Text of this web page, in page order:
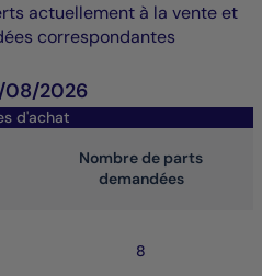
actuellement à la vente et
correspondantes
08/2026
d'achat
Nombre de parts
demandées
8